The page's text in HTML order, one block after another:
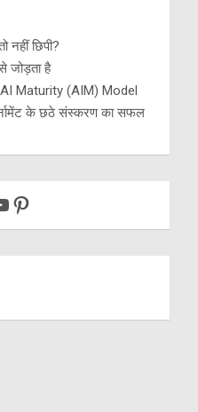
नहीं छिपी?
से जोड़ता है
Maturity (AIM) Model
के छठे संस्करण का सफल
Pinterest